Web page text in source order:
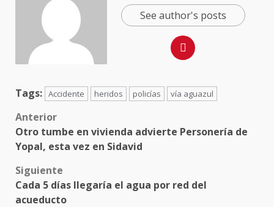
See author's posts
Tags: Accidente heridos policías vía aguazul
Anterior
Otro tumbe en vivienda advierte Personería de
Yopal, esta vez en Sidavid
Siguiente
Cada 5 días llegaría el agua por red del
acueducto